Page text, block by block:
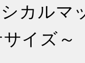
カルマ
イズ～